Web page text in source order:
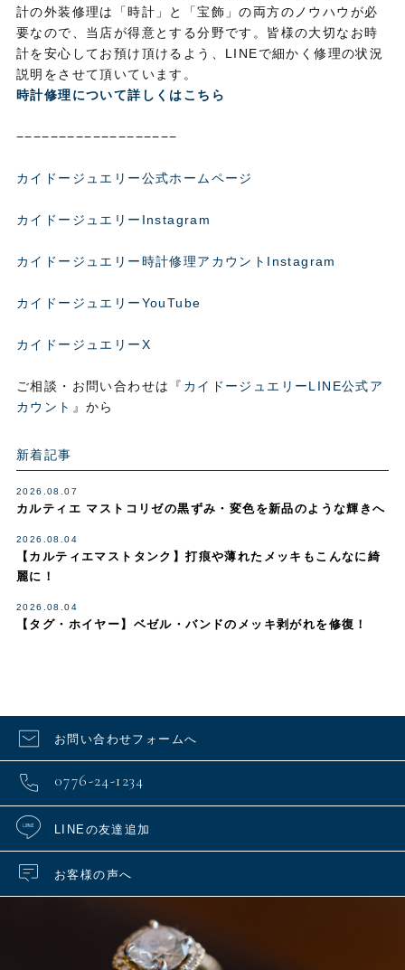
計の外装修理は「時計」と「宝飾」の両方のノウハウが必
要なので、当店が得意とする分野です。皆様の大切なお時
計を安心してお預け頂けるよう、LINEで細かく修理の状況
説明をさせて頂いています。
時計修理について詳しくはこちら
−−−−−−−−−−−−−−−−−−−
カイドージュエリー公式ホームページ
カイドージュエリーInstagram
カイドージュエリー時計修理アカウントInstagram
カイドージュエリーYouTube
カイドージュエリーX
ご相談・お問い合わせは『 カイドージュエリーLINE公式ア
カウント 』から
新着記事
2026.08.07
カルティエ マストコリゼの黒ずみ・変色を新品のような輝きへ
2026.08.04
【カルティエマストタンク】打痕や薄れたメッキもこんなに綺
麗に！
2026.08.04
【タグ・ホイヤー】ベゼル・バンドのメッキ剥がれを修復！
お問い合わせフォームへ
0776-24-1234
LINEの友達追加
お客様の声へ